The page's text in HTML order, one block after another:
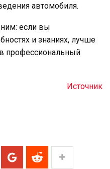
автомобиля.
если вы
и знаниях, лучше
в профессиональный
Источник